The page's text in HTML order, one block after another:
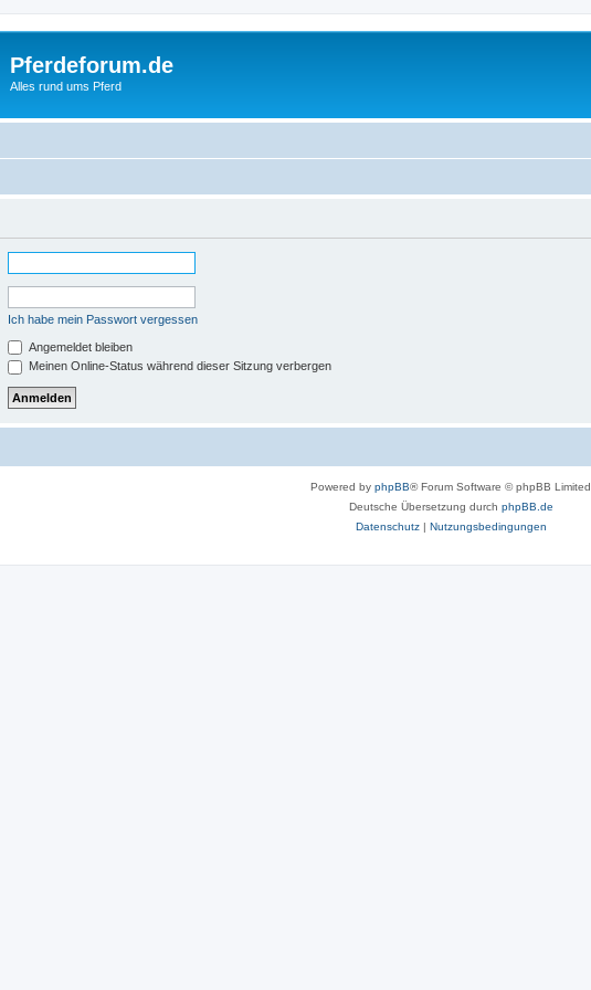
Pferdeforum.de
Alles rund ums Pferd
Ich habe mein Passwort vergessen
Angemeldet bleiben
Meinen Online-Status während dieser Sitzung verbergen
Powered by phpBB® Forum Software © phpBB Limited
Deutsche Übersetzung durch phpBB.de
Datenschutz| Nutzungsbedingungen